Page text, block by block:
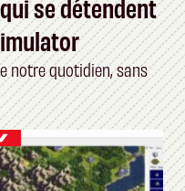
se détendent
notre quotidien, sans